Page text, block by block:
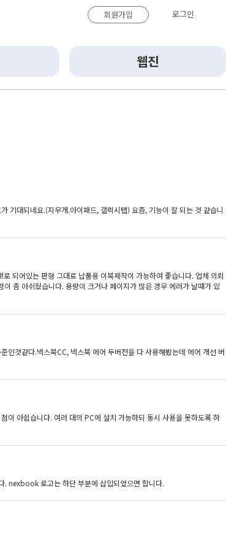
회원가입 로그인
웹진
기대되네요.(지우개.아이패드, 갤럭시탭) 요즘, 기능이 잘 되는 것 같습니
되어있는 판형 그대로 납품용 이북제작이 가능하여 좋습니다. 업체 의뢰
좀 아쉬웠습니다. 용량이 크거나 페이지가 많은 경우 에러가 날때가 있
것같다.넥스북CC, 넥스북 에어 두버전을 다 사용해봤는데 에어 개선 버
이 아쉽습니다. 여러 대의 PC에 설치 가능하되 동시 사용을 못하도록 하
. nexbook 로고는 하단 부분에 삽입되었으면 합니다.